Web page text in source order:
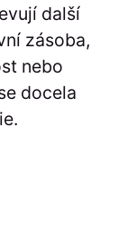
další
zásoba,
nebo
docela